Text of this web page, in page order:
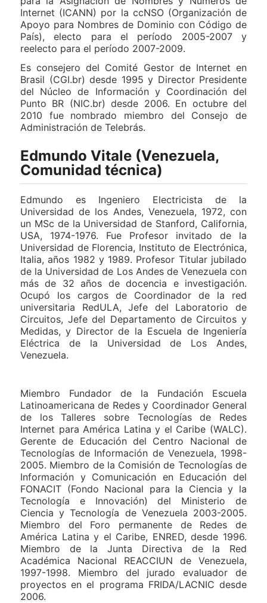
Internet (ICANN) por la ccNSO (Organización de
Apoyo para Nombres de Dominio con Código de
País), electo para el período 2005-2007 y
reelecto para el período 2007-2009.
Es consejero del Comité Gestor de Internet en
Brasil (CGI.br) desde 1995 y Director Presidente
del Núcleo de Información y Coordinación del
Punto BR (NIC.br) desde 2006. En octubre del
2010 fue nombrado miembro del Consejo de
Administración de Telebrás.
Edmundo Vitale (Venezuela,
Comunidad técnica)
Edmundo es Ingeniero Electricista de la
Universidad de los Andes, Venezuela, 1972, con
un MSc de la Universidad de Stanford, California,
USA, 1974-1976. Fue Profesor invitado de la
Universidad de Florencia, Instituto de Electrónica,
Italia, años 1982 y 1989. Profesor Titular jubilado
de la Universidad de Los Andes de Venezuela con
más de 32 años de docencia e investigación.
Ocupó los cargos de Coordinador de la red
universitaria RedULA, Jefe del Laboratorio de
Circuitos, Jefe del Departamento de Circuitos y
Medidas, y Director de la Escuela de Ingeniería
Eléctrica de la Universidad de Los Andes,
Venezuela.
Miembro Fundador de la Fundación Escuela
Latinoamericana de Redes y Coordinador General
de los Talleres sobre Tecnologías de Redes
Internet para América Latina y el Caribe (WALC).
Gerente de Educación del Centro Nacional de
Tecnologías de Información de Venezuela, 1998-
2005. Miembro de la Comisión de Tecnologías de
Información y Comunicación en Educación del
FONACIT (Fondo Nacional para la Ciencia y la
Tecnología e Innovación) del Ministerio de
Ciencia y Tecnología de Venezuela 2003-2005.
Miembro del Foro permanente de Redes de
América Latina y el Caribe, ENRED, desde 1996.
Miembro de la Junta Directiva de la Red
Académica Nacional REACCIUN de Venezuela,
1997-1998. Miembro del jurado evaluador de
proyectos en el programa FRIDA/LACNIC desde
2006.